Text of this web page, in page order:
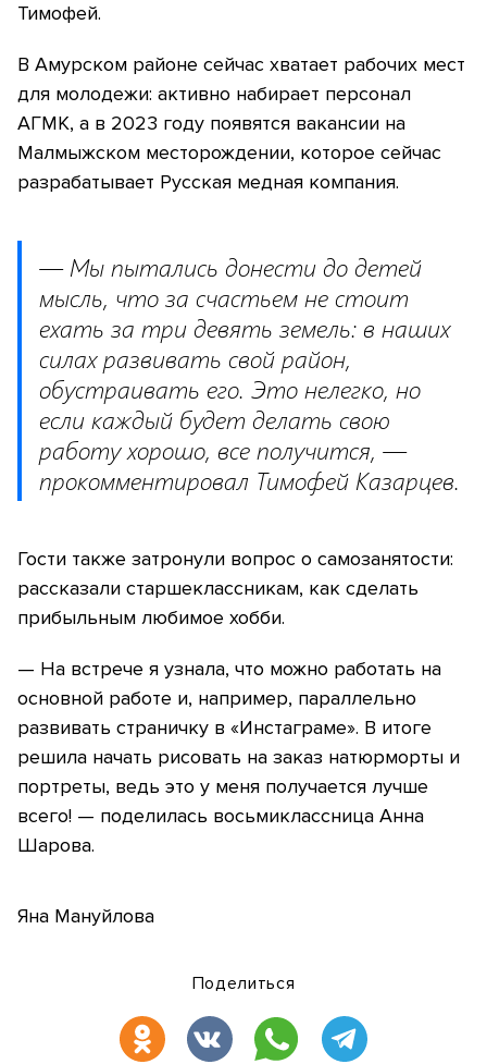
Тимофей.
В Амурском районе сейчас хватает рабочих мест
для молодежи: активно набирает персонал
АГМК, а в 2023 году появятся вакансии на
Малмыжском месторождении, которое сейчас
разрабатывает Русская медная компания.
— Мы пытались донести до детей
мысль, что за счастьем не стоит
ехать за три девять земель: в наших
силах развивать свой район,
обустраивать его. Это нелегко, но
если каждый будет делать свою
работу хорошо, все получится, —
прокомментировал Тимофей Казарцев.
Гости также затронули вопрос о самозанятости:
рассказали старшеклассникам, как сделать
прибыльным любимое хобби.
— На встрече я узнала, что можно работать на
основной работе и, например, параллельно
развивать страничку в «Инстаграме». В итоге
решила начать рисовать на заказ натюрморты и
портреты, ведь это у меня получается лучше
всего! — поделилась восьмиклассница Анна
Шарова.
Яна Мануйлова
Поделиться